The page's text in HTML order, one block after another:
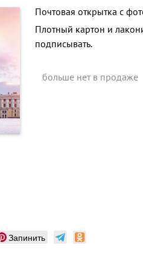
Почтовая открытка с
Плотный картон и
подписывать.
больше нет в продаже
Запинить